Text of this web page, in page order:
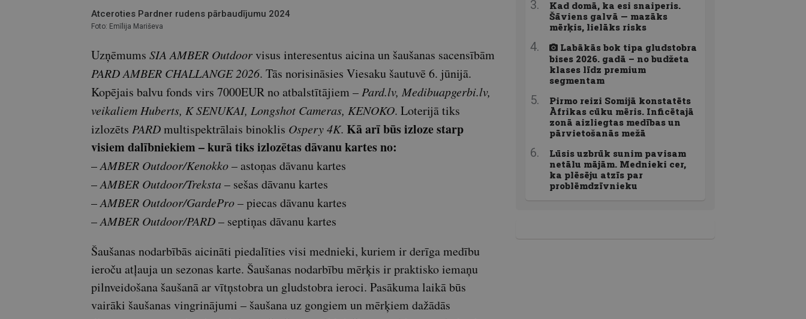
Atceroties Pardner rudens pārbaudījumu 2024
Foto: Emīlija Mariševa
Uzņēmums SIA AMBER Outdoorvisus interesentus aicina un šaušanas sacensībām
PARD AMBER CHALLANGE 2026. Tās norisināsies Viesaku šautuvē 6. jūnijā.
Kopējais balvu fonds virs 7000EUR no atbalstītājiem –Pard.lv, Medibuapgerbi.lv,
veikaliem Huberts, K SENUKAI, Longshot Cameras, KENOKO. Loterijā tiks
izlozēts PARDmultispektrālais binoklis Ospery 4K. Kā arī būs izloze starp
visiem dalībniekiem – kurā tiks izlozētas dāvanu kartes no:
–AMBER Outdoor/Kenokko– astoņas dāvanu kartes
–AMBER Outdoor/Treksta – sešas dāvanu kartes
–AMBER Outdoor/GardePro– piecas dāvanu kartes
–AMBER Outdoor/PARD– septiņas dāvanu kartes
Šaušanas nodarbībās aicināti piedalīties visi mednieki, kuriem ir derīga medību
ieroču atļauja un sezonas karte. Šaušanas nodarbību mērķis ir praktisko iemaņu
pilnveidošana šaušanā ar vītņstobra un gludstobra ieroci. Pasākuma laikā būs
vairāki šaušanas vingrinājumi – šaušana uz gongiem un mērķiem dažādās
Kad domā, ka esi snaiperis.
Šāviens galvā — mazāks
mērķis, lielāks risks
Labākās bok tipa gludstobra
bises 2026. gadā – no budžeta
klases līdz premium
segmentam
Pirmo reizi Somijā konstatēts
Āfrikas cūku mēris. Inficētajā
zonā aizliegtas medības un
pārvietošanās mežā
Lūsis uzbrūk sunim pavisam
netālu mājām. Mednieki cer,
ka plēsēju atzīs par
problēmdzīvnieku